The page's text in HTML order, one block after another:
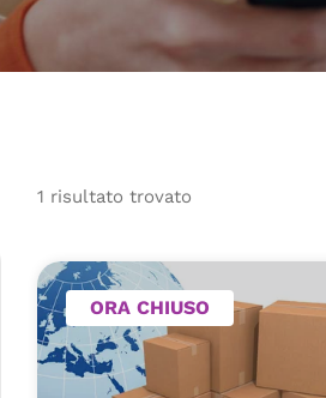
1 risultato trovato
ORA CHIUSO